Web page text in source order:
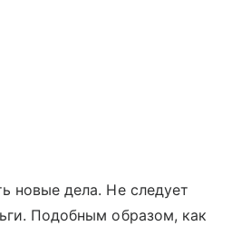
новые дела. Не следует
Подобным образом, как